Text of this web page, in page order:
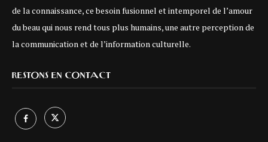
de la connaissance, ce besoin fusionnel et intemporel de l’amour
du beau qui nous rend tous plus humains, une autre perception de
la communication et de l’information culturelle.
RESTONS EN CONTACT